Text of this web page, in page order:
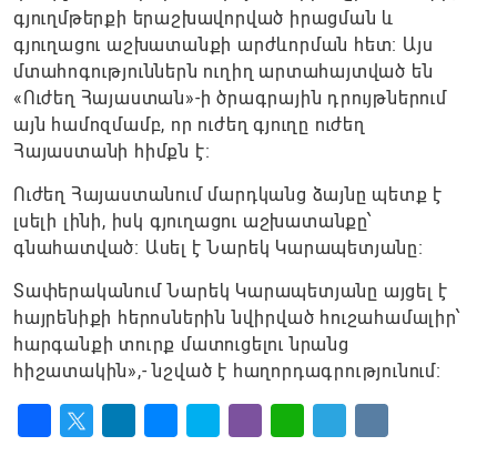
գյուղմթերքի երաշխավորված իրացման և
գյուղացու աշխատանքի արժևորման հետ։ Այս
մտահոգություններն ուղիղ արտահայտված են
«Ուժեղ Հայաստան»-ի ծրագրային դրույթներում
այն համոզմամբ, որ ուժեղ գյուղը ուժեղ
Հայաստանի հիմքն է։
Ուժեղ Հայաստանում մարդկանց ձայնը պետք է
լսելի լինի, իսկ գյուղացու աշխատանքը՝
գնահատված։ Ասել է Նարեկ Կարապետյանը։
Տափերականում Նարեկ Կարապետյանը այցել է
հայրենիքի հերոսներին նվիրված հուշահամալիր՝
հարգանքի տուրք մատուցելու նրանց
հիշատակին»,- նշված է հաղորդագրությունում։